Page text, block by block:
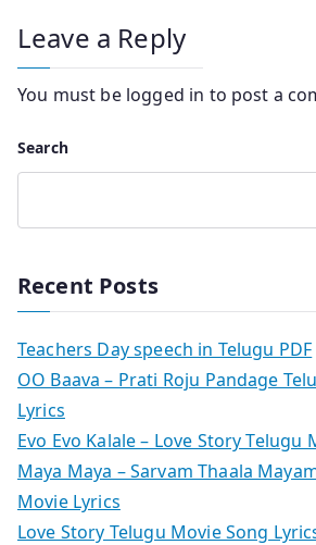
Leave a Reply
You must be logged in to post a
Search
Recent Posts
Teachers Day speech in Telugu PDF
OO Baava – Prati Roju Pandage
Lyrics
Evo Evo Kalale – Love Story Telugu
Maya Maya – Sarvam Thaala
Movie Lyrics
Love Story Telugu Movie Song